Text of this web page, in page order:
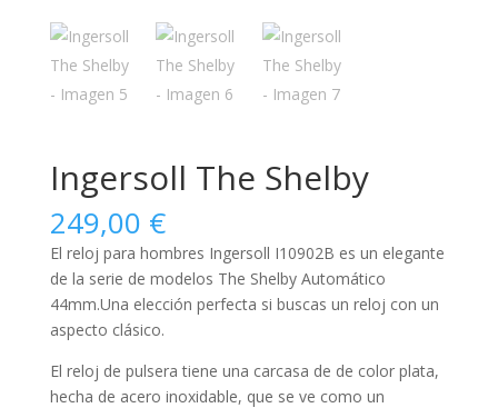
Ingersoll The Shelby
249,00 €
El reloj para hombres Ingersoll I10902B es un elegante
de la serie de modelos The Shelby Automático
44mm.Una elección perfecta si buscas un reloj con un
aspecto clásico.
El reloj de pulsera tiene una carcasa de de color plata,
hecha de acero inoxidable, que se ve como un